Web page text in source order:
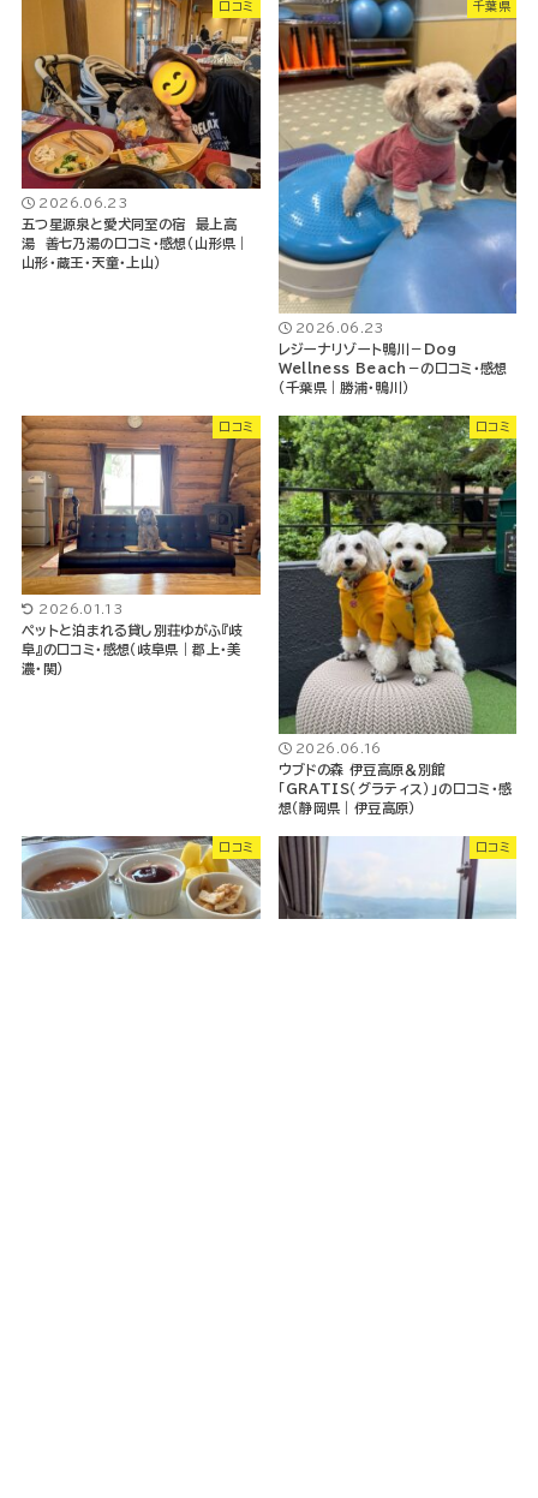
口コミ
2026.06.23
五つ星源泉と愛犬同室の宿 最上高
湯 善七乃湯の口コミ・感想（山形県｜
山形・蔵王・天童・上山）
千葉県
2026.06.23
レジーナリゾート鴨川－Dog
Wellness Beach－の口コミ・感想
（千葉県｜勝浦・鴨川）
口コミ
2026.01.13
ペットと泊まれる貸し別荘ゆがふ『岐
阜』の口コミ・感想（岐阜県｜郡上・美
濃・関）
口コミ
2026.06.16
ウブドの森 伊豆高原＆別館
「GRATIS（グラティス）」の口コミ・感
想（静岡県｜伊豆高原）
口コミ 口コミ